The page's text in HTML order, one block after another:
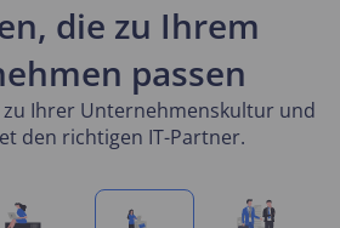
die zu Ihrem
passen
Ihrer Unternehmenskultur und
den richtigen IT-Partner.